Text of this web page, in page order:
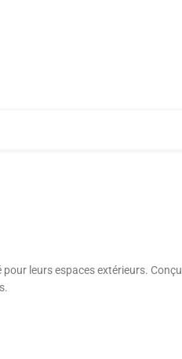
leurs espaces extérieurs. Conçu